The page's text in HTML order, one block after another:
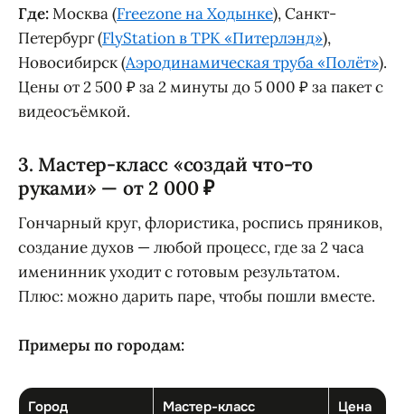
Где:Москва (Freezone на Ходынке), Санкт-
Петербург (FlyStation в ТРК «Питерлэнд»),
Новосибирск (Аэродинамическая труба «Полёт»).
Цены от 2 500 ₽ за 2 минуты до 5 000 ₽ за пакет с
видеосъёмкой.
3. Мастер-класс «создай что-то
руками» — от 2 000 ₽
Гончарный круг, флористика, роспись пряников,
создание духов — любой процесс, где за 2 часа
именинник уходит с готовым результатом.
Плюс: можно дарить паре, чтобы пошли вместе.
Примеры по городам:
Город Мастер-класс Цена